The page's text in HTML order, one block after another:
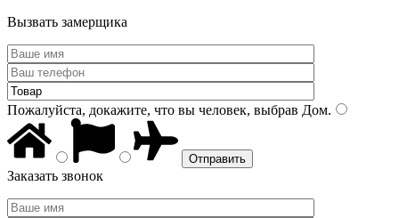
Вызвать замерщика
Пожалуйста, докажите, что вы человек, выбрав Дом.
Заказать звонок